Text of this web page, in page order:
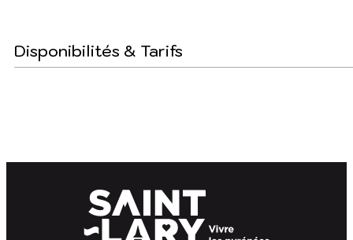
Disponibilités & Tarifs